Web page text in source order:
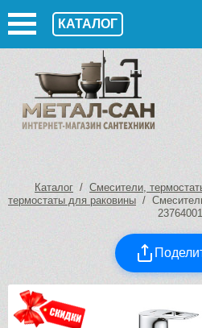
КАТАЛОГ
Каталог / Смесители,
термостаты для раковины /
23764001